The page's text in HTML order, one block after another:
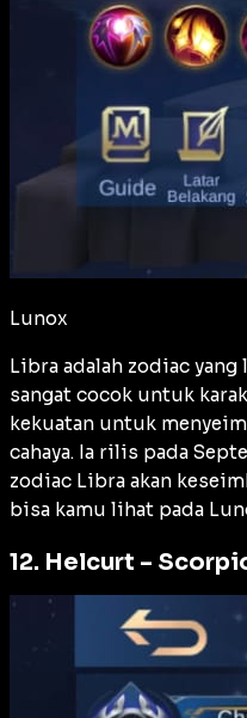
Lunox
Libra adalah zodiac
sangat cocok untuk
kekuatan untuk
cahaya. Ia rilis pada
zodiac Libra akan
bisa kamu lihat pada
12. Helcurt –